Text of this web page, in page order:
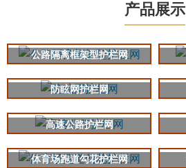
产品展示
公路隔离框架型护栏网
防眩网护栏网
高速公路护栏网
体育场跑道勾花护栏网